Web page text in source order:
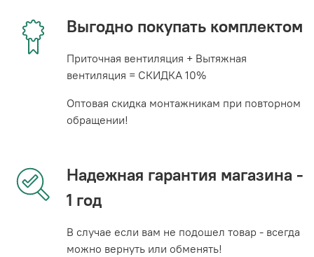
Выгодно покупать комплектом
Приточная вентиляция + Вытяжная
вентиляция = СКИДКА 10%
Оптовая скидка монтажникам при повторном
обращении!
Надежная гарантия магазина -
1 год
В случае если вам не подошел товар - всегда
можно вернуть или обменять!